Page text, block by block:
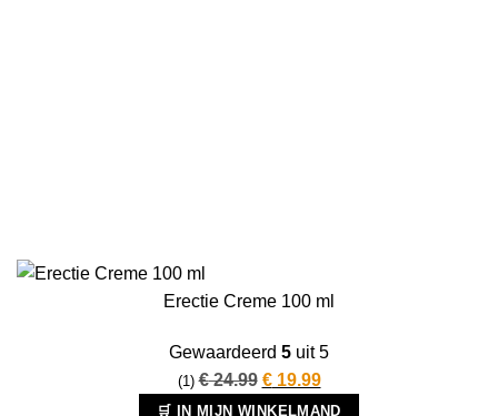
Erectie Creme 100 ml
Gewaardeerd 5 uit 5
(1) €24.99 Oorspronkelijke
prijs
€19.99Huidige
prijs
🛒 IN MIJN WINKELMAND